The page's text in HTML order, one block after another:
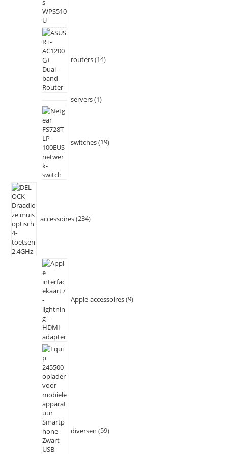
routers 14
servers 1
switches 19
accessoires 234
Apple-accessoires 9
diversen 59